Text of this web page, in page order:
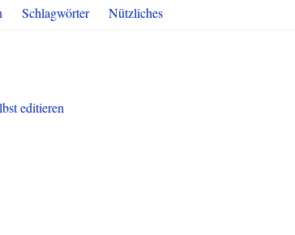
Schlagwörter Nützliches
editieren